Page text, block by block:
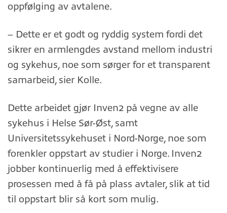
oppfølging av avtalene.
– Dette er et godt og ryddig system fordi det
sikrer en armlengdes avstand mellom industri
og sykehus, noe som sørger for et transparent
samarbeid, sier Kolle.
Dette arbeidet gjør Inven2 på vegne av alle
sykehus i Helse Sør-Øst, samt
Universitetssykehuset i Nord-Norge, noe som
forenkler oppstart av studier i Norge. Inven2
jobber kontinuerlig med å effektivisere
prosessen med å få på plass avtaler, slik at tid
til oppstart blir så kort som mulig.